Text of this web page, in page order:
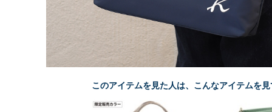
このアイテムを見た人は、こんなアイテムを